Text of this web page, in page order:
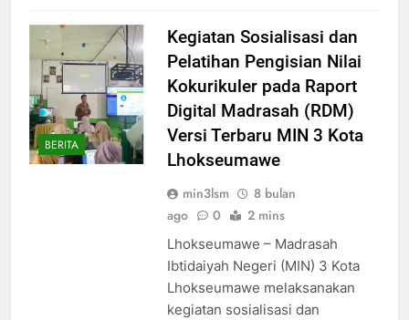
BERITA
Kegiatan Sosialisasi dan
Pelatihan Pengisian Nilai
Kokurikuler pada Raport
Digital Madrasah (RDM)
Versi Terbaru MIN 3 Kota
Lhokseumawe
min3lsm
8 bulan
ago
0 2 mins
Lhokseumawe – Madrasah
Ibtidaiyah Negeri (MIN) 3 Kota
Lhokseumawe melaksanakan
kegiatan sosialisasi dan